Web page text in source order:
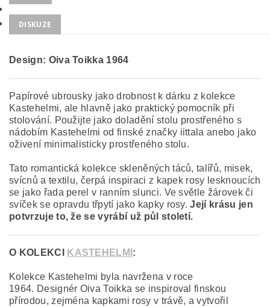
DISKUZE
Design: Oiva Toikka 1964
Papírové ubrousky jako drobnost k dárku z kolekce
Kastehelmi, ale hlavně jako praktický pomocník při
stolování. Použijte jako doladění stolu prostřeného s
nádobím Kastehelmi od finské značky iittala anebo jako
oživení minimalisticky prostřeného stolu.
Tato romantická kolekce skleněných táců, talířů, misek,
svícnů a textilu, čerpá inspiraci z kapek rosy lesknoucích
se jako řada perel v ranním slunci. Ve světle žárovek či
svíček se opravdu třpytí jako kapky rosy.Její krásu jen
potvrzuje to, že se vyrábí už půl století.
O KOLEKCI KASTEHELMI :
Kolekce Kastehelmi byla navržena v roce
1964. Designér Oiva Toikka se inspiroval finskou
přírodou, zejména kapkami rosy v trávě, a vytvořil